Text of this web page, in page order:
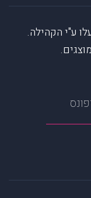
ע"י הקהילה.